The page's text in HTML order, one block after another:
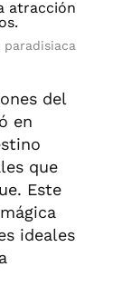
del
en
que
Este
ideales